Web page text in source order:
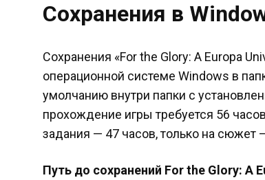
Сохранения в
Сохранения «For the Glory: A Europa
операционной системе Windows в
умолчанию внутри папки с
прохождение игры требуется 56
задания — 47 часов, только на сюжет
Путь до сохранений For the Glory: A